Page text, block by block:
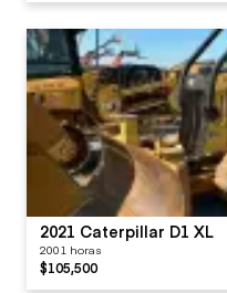
2021 Caterpillar D1 XL
2001 horas
$105,500